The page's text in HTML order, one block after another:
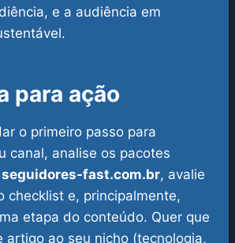
e a audiência em
para ação
o primeiro passo para
canal, analise os pacotes
seguidores-fast.com.br, avalie
checklist e, principalmente,
etapa do conteúdo. Quer que
artigo ao seu nicho (tecnologia,